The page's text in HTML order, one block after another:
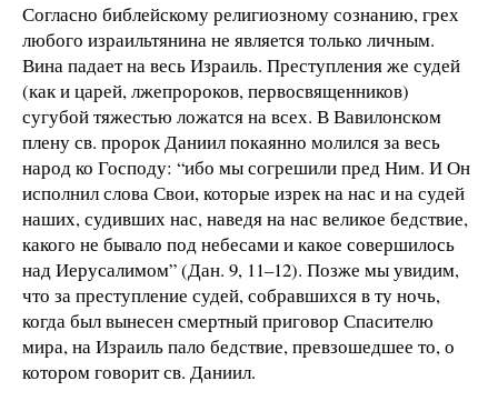
Согласно библейскому религиозному сознанию, грех
любого израильтянина не является только личным.
Вина падает на весь Израиль. Преступления же судей
(как и царей, лжепророков, первосвященников)
сугубой тяжестью ложатся на всех. В Вавилонском
плену св. пророк Даниил покаянно молился за весь
народ ко Господу: “ибо мы согрешили пред Ним. И Он
исполнил слова Свои, которые изрек на нас и на судей
наших, судивших нас, наведя на нас великое бедствие,
какого не бывало под небесами и какое совершилось
над Иерусалимом” (Дан. 9, 11–12). Позже мы увидим,
что за преступление судей, собравшихся в ту ночь,
когда был вынесен смертный приговор Спасителю
мира, на Израиль пало бедствие, превзошедшее то, о
котором говорит св. Даниил.